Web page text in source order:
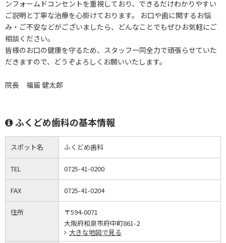
ンフォームドコンセントを重視しており、できるだけわかりやすい
ご説明と丁寧な治療を心掛けております。 お口や歯に関するお悩
み・ご不安などがございましたら、どんなことでもぜひお気軽にご
相談ください。
皆様のお口の健康を守るため、スタッフ一同全力で頑張らせていた
だきますので、どうぞよろしくお願いいたします。
院長 福留 健太郎
ふくどめ歯科の基本情報
スポット名 ふくどめ歯科
TEL 0725-41-0200
FAX 0725-41-0204
住所
〒594-0071
大阪府和泉市府中町861-2
大きな地図で見る